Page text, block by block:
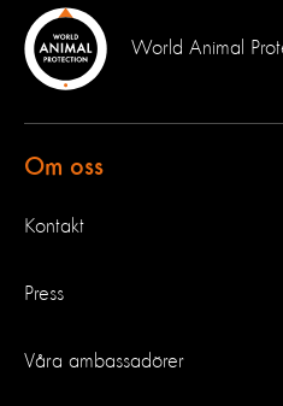
World Animal
Om oss
Kontakt
Press
Våra ambassadörer